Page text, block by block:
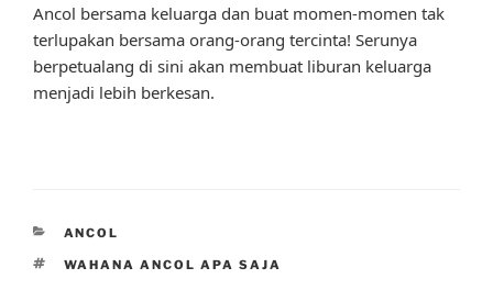
Ancol bersama keluarga dan buat momen-momen tak
terlupakan bersama orang-orang tercinta! Serunya
berpetualang di sini akan membuat liburan keluarga
menjadi lebih berkesan.
CATEGORIES
ANCOL
TAGS
WAHANA ANCOL APA SAJA